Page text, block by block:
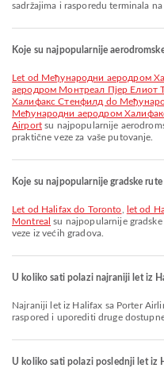
sadržajima i rasporedu terminala
Koje su najpopularnije
let od Међународни аеродром Халифакс Стенфилд do Међународни
аеродром Монтреал Пјер Елиот
Халифакс Стенфилд do
Међународни аеродром
Airportsu najpopularnije
praktične veze za vaše putovanje.
Koje su najpopularnije gradske
let od Halifax do Toronto let od
Montreal su najpopularnije
veze iz većih gradova.
U koliko sati polazi najraniji let iz
Najraniji let iz Halifax sa Porter Airlines poleće u 06:20. Možete pogledati ovaj
raspored i uporediti druge
U koliko sati polazi poslednji let iz